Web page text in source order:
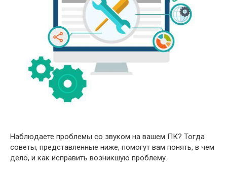
Наблюдаете проблемы со звуком на вашем ПК? Тогда
советы, представленные ниже, помогут вам понять, в чем
дело, и как исправить возникшую проблему.